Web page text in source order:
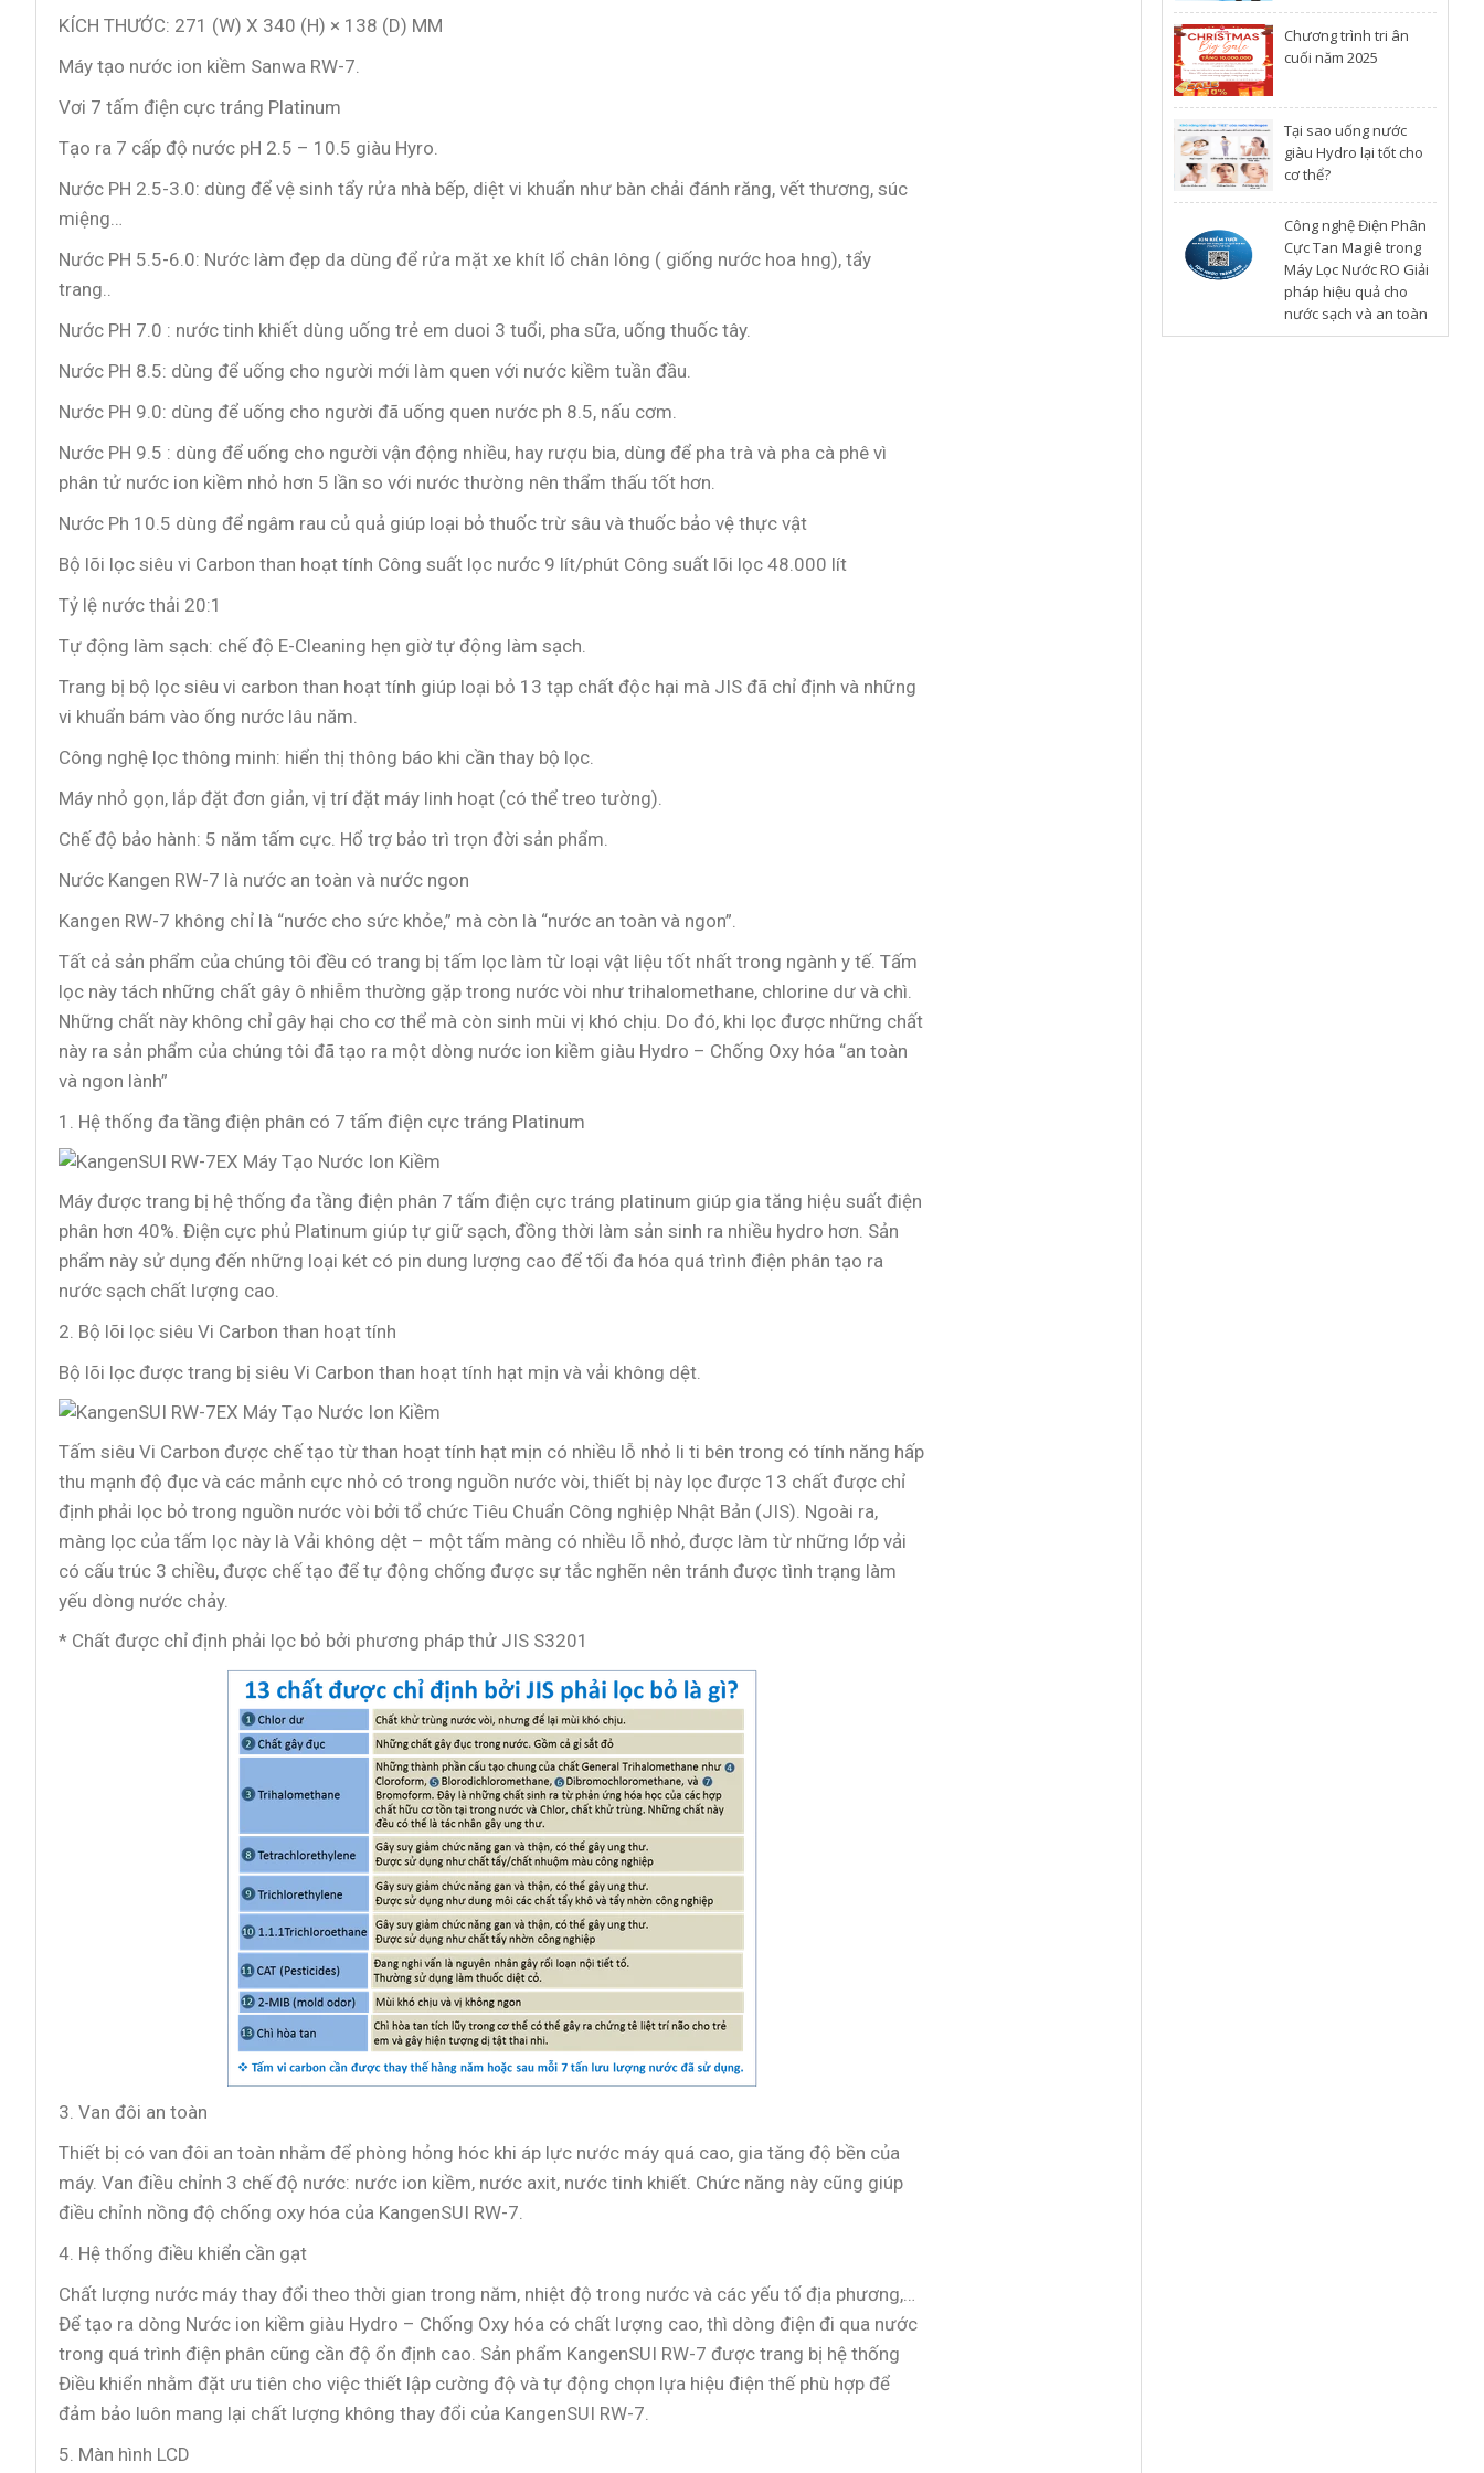
KÍCH THƯỚC: 271 (W) X 340 (H) × 138 (D) MM
Máy tạo nước ion kiềm Sanwa RW-7.
Vơi 7 tấm điện cực tráng Platinum
Tạo ra 7 cấp độ nước pH 2.5 – 10.5 giàu Hyro.
Nước PH 2.5-3.0: dùng để vệ sinh tẩy rửa nhà bếp, diệt vi khuẩn như bàn chải đánh răng, vết thương, súc
miệng…
Nước PH 5.5-6.0: Nước làm đẹp da dùng để rửa mặt xe khít lổ chân lông ( giống nước hoa hng), tẩy
trang..
Nước PH 7.0 : nước tinh khiết dùng uống trẻ em duoi 3 tuổi, pha sữa, uống thuốc tây.
Nước PH 8.5: dùng để uống cho người mới làm quen với nước kiềm tuần đầu.
Nước PH 9.0: dùng để uống cho người đã uống quen nước ph 8.5, nấu cơm.
Nước PH 9.5 : dùng để uống cho người vận động nhiều, hay rượu bia, dùng để pha trà và pha cà phê vì
phân tử nước ion kiềm nhỏ hơn 5 lần so với nước thường nên thẩm thấu tốt hơn.
Nước Ph 10.5 dùng để ngâm rau củ quả giúp loại bỏ thuốc trừ sâu và thuốc bảo vệ thực vật
Bộ lõi lọc siêu vi Carbon than hoạt tính Công suất lọc nước 9 lít/phút Công suất lõi lọc 48.000 lít
Tỷ lệ nước thải 20:1
Tự động làm sạch: chế độ E-Cleaning hẹn giờ tự động làm sạch.
Trang bị bộ lọc siêu vi carbon than hoạt tính giúp loại bỏ 13 tạp chất độc hại mà JIS đã chỉ định và những
vi khuẩn bám vào ống nước lâu năm.
Công nghệ lọc thông minh: hiển thị thông báo khi cần thay bộ lọc.
Máy nhỏ gọn, lắp đặt đơn giản, vị trí đặt máy linh hoạt (có thể treo tường).
Chế độ bảo hành: 5 năm tấm cực. Hổ trợ bảo trì trọn đời sản phẩm.
Nước Kangen RW-7 là nước an toàn và nước ngon
Kangen RW-7 không chỉ là “nước cho sức khỏe,” mà còn là “nước an toàn và ngon”.
Tất cả sản phẩm của chúng tôi đều có trang bị tấm lọc làm từ loại vật liệu tốt nhất trong ngành y tế. Tấm
lọc này tách những chất gây ô nhiễm thường gặp trong nước vòi như trihalomethane, chlorine dư và chì.
Những chất này không chỉ gây hại cho cơ thể mà còn sinh mùi vị khó chịu. Do đó, khi lọc được những chất
này ra sản phẩm của chúng tôi đã tạo ra một dòng nước ion kiềm giàu Hydro – Chống Oxy hóa “an toàn
và ngon lành”
1. Hệ thống đa tầng điện phân có 7 tấm điện cực tráng Platinum
Máy được trang bị hệ thống đa tầng điện phân 7 tấm điện cực tráng platinum giúp gia tăng hiệu suất điện
phân hơn 40%. Điện cực phủ Platinum giúp tự giữ sạch, đồng thời làm sản sinh ra nhiều hydro hơn. Sản
phẩm này sử dụng đến những loại két có pin dung lượng cao để tối đa hóa quá trình điện phân tạo ra
nước sạch chất lượng cao.
2. Bộ lõi lọc siêu Vi Carbon than hoạt tính
Bộ lõi lọc được trang bị siêu Vi Carbon than hoạt tính hạt mịn và vải không dệt.
Tấm siêu Vi Carbon được chế tạo từ than hoạt tính hạt mịn có nhiều lỗ nhỏ li ti bên trong có tính năng hấp
thu mạnh độ đục và các mảnh cực nhỏ có trong nguồn nước vòi, thiết bị này lọc được 13 chất được chỉ
định phải lọc bỏ trong nguồn nước vòi bởi tổ chức Tiêu Chuẩn Công nghiệp Nhật Bản (JIS). Ngoài ra,
màng lọc của tấm lọc này là Vải không dệt – một tấm màng có nhiều lỗ nhỏ, được làm từ những lớp vải
có cấu trúc 3 chiều, được chế tạo để tự động chống được sự tắc nghẽn nên tránh được tình trạng làm
yếu dòng nước chảy.
* Chất được chỉ định phải lọc bỏ bởi phương pháp thử JIS S3201
3. Van đôi an toàn
Thiết bị có van đôi an toàn nhằm để phòng hỏng hóc khi áp lực nước máy quá cao, gia tăng độ bền của
máy. Van điều chỉnh 3 chế độ nước: nước ion kiềm, nước axit, nước tinh khiết. Chức năng này cũng giúp
điều chỉnh nồng độ chống oxy hóa của KangenSUI RW-7.
4. Hệ thống điều khiển cần gạt
Chất lượng nước máy thay đổi theo thời gian trong năm, nhiệt độ trong nước và các yếu tố địa phương,…
Để tạo ra dòng Nước ion kiềm giàu Hydro – Chống Oxy hóa có chất lượng cao, thì dòng điện đi qua nước
trong quá trình điện phân cũng cần độ ổn định cao. Sản phẩm KangenSUI RW-7 được trang bị hệ thống
Điều khiển nhằm đặt ưu tiên cho việc thiết lập cường độ và tự động chọn lựa hiệu điện thế phù hợp để
đảm bảo luôn mang lại chất lượng không thay đổi của KangenSUI RW-7.
5. Màn hình LCD
Chương trình tri ân
cuối năm 2025
​Tại sao uống nước
giàu Hydro lại tốt cho
cơ thể?
Công nghệ Điện Phân
Cực Tan Magiê trong
Máy Lọc Nước RO Giải
pháp hiệu quả cho
nước sạch và an toàn